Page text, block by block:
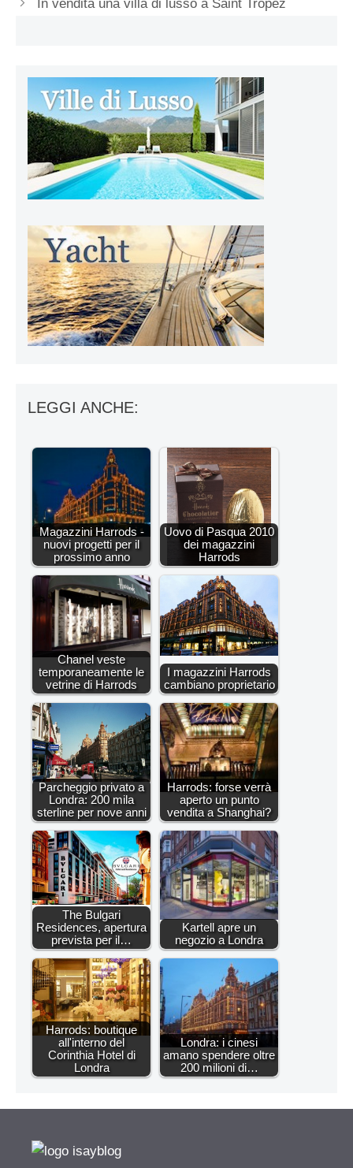
In vendita una villa di lusso a Saint Tropez
LEGGI ANCHE:
Magazzini Harrods -
nuovi progetti per il
prossimo anno
Uovo di Pasqua 2010
dei magazzini
Harrods
Chanel veste
temporaneamente le
vetrine di Harrods
I magazzini Harrods
cambiano proprietario
Parcheggio privato a
Londra: 200 mila
sterline per nove anni
Harrods: forse verrà
aperto un punto
vendita a Shanghai?
The Bulgari
Residences, apertura
prevista per il…
Kartell apre un
negozio a Londra
Harrods: boutique
all'interno del
Corinthia Hotel di
Londra
Londra: i cinesi
amano spendere oltre
200 milioni di…